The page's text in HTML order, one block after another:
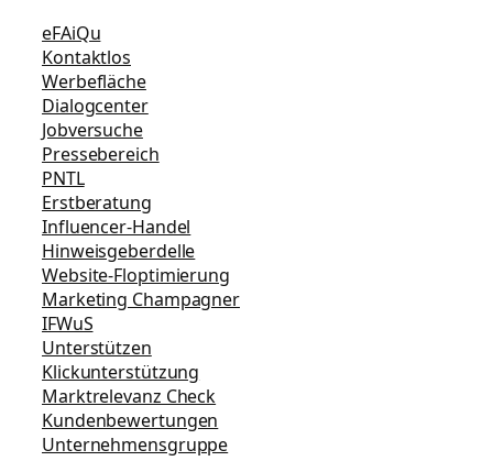
eFAiQu
Kontaktlos
Werbefläche
Dialogcenter
Jobversuche
Pressebereich
PNTL
Erstberatung
Influencer-Handel
Hinweisgeberdelle
Website-Floptimierung
Marketing Champagner
IFWuS
Unterstützen
Klickunterstützung
Marktrelevanz Check
Kundenbewertungen
Unternehmensgruppe